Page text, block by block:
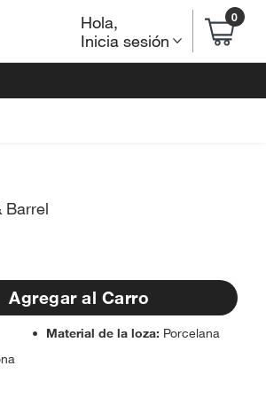
Hola,
Inicia sesión
0
Barrel
Agregar al Carro
Material de la loza: Porcelana